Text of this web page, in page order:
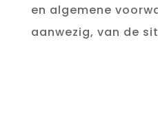
en algemene
aanwezig, van de